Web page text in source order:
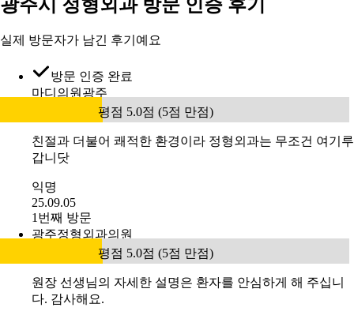
광주시 정형외과 방문 인증 후기
실제 방문자가 남긴 후기예요
방문 인증 완료
마디의원광주
평점 5.0점 (5점 만점)
친절과 더불어 쾌적한 환경이라 정형외과는 무조건 여기루
갑니닷
익명
25.09.05
1번째 방문
광주정형외과의원
평점 5.0점 (5점 만점)
원장 선생님의 자세한 설명은 환자를 안심하게 해 주십니
다. 감사해요.